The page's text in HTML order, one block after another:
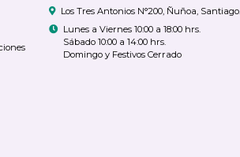
Los Tres Antonios N°200, Ñuñoa, Santiago.
Lunes a Viernes 10:00 a 18:00 hrs.
Sábado 10:00 a 14:00 hrs.
Domingo y Festivos Cerrado